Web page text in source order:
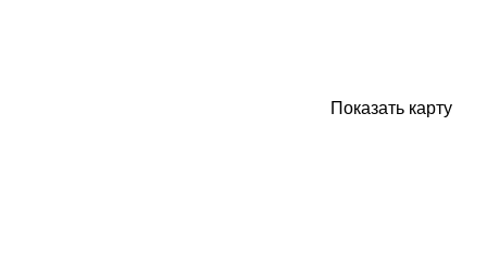
Показать карту